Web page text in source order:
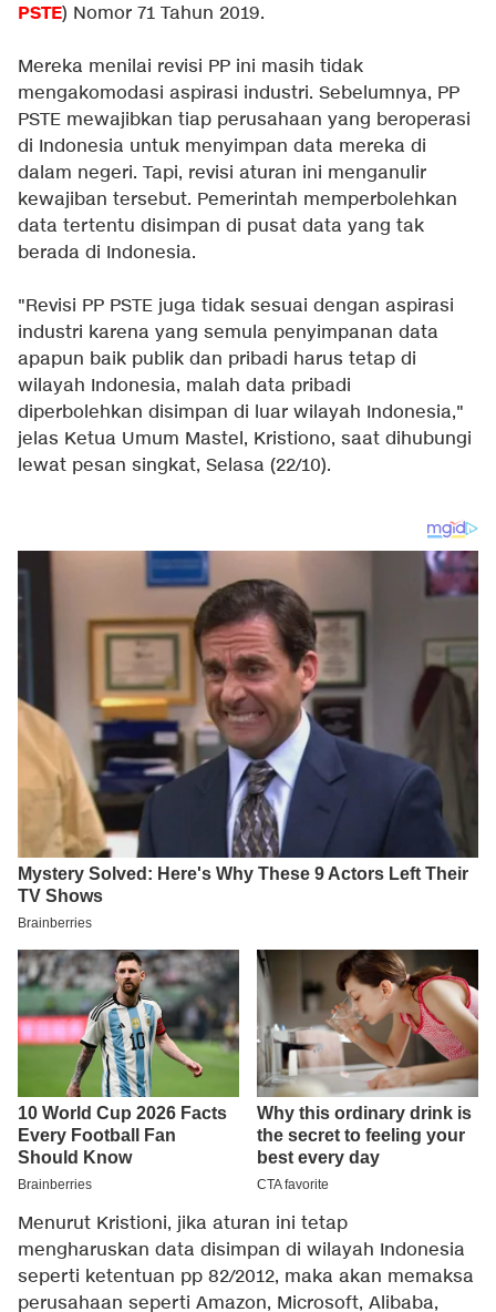
PSTE) Nomor 71 Tahun 2019.
Mereka menilai revisi PP ini masih tidak
mengakomodasi aspirasi industri. Sebelumnya, PP
PSTE mewajibkan tiap perusahaan yang beroperasi
di Indonesia untuk menyimpan data mereka di
dalam negeri. Tapi, revisi aturan ini menganulir
kewajiban tersebut. Pemerintah memperbolehkan
data tertentu disimpan di pusat data yang tak
berada di Indonesia.
"Revisi PP PSTE juga tidak sesuai dengan aspirasi
industri karena yang semula penyimpanan data
apapun baik publik dan pribadi harus tetap di
wilayah Indonesia, malah data pribadi
diperbolehkan disimpan di luar wilayah Indonesia,"
jelas Ketua Umum Mastel, Kristiono, saat dihubungi
lewat pesan singkat, Selasa (22/10).
Menurut Kristioni, jika aturan ini tetap
mengharuskan data disimpan di wilayah Indonesia
seperti ketentuan pp 82/2012, maka akan memaksa
perusahaan seperti Amazon, Microsoft, Alibaba,